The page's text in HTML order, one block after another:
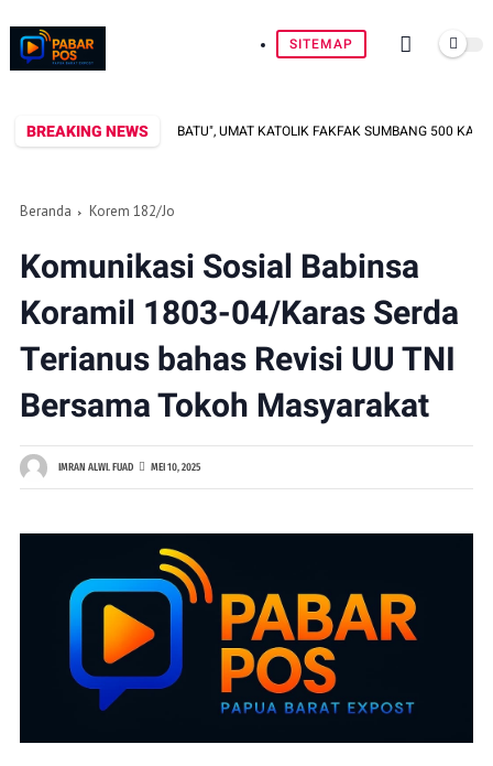
SITEMAP
BREAKING NEWS
TUNGKU TIGA BATU", UMAT KATOLIK FAKFAK SUMBANG 500 KARTON AIR
Beranda Korem 182/Jo
Komunikasi Sosial Babinsa
Koramil 1803-04/Karas Serda
Terianus bahas Revisi UU TNI
Bersama Tokoh Masyarakat
IMRAN ALWI. FUAD MEI 10, 2025